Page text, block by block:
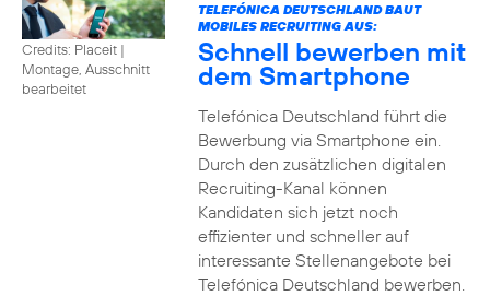
Credits: Placeit |
Montage, Ausschnitt
bearbeitet
TELEFÓNICA DEUTSCHLAND BAUT
MOBILES RECRUITING AUS:
Schnell bewerben mit
dem Smartphone
Telefónica Deutschland führt die
Bewerbung via Smartphone ein.
Durch den zusätzlichen digitalen
Recruiting-Kanal können
Kandidaten sich jetzt noch
effizienter und schneller auf
interessante Stellenangebote bei
Telefónica Deutschland bewerben.